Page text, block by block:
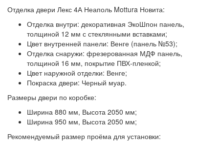
Отделка двери Лекс 4А Неаполь Mottura Новита:
Отделка внутри: декоративная ЭкоШпон панель,
толщиной 12 мм с стеклянными вставками;
Цвет внутренней панели: Венге (панель №53);
Отделка снаружи: фрезерованная МДФ панель,
толщиной 16 мм, покрытие ПВХ-пленкой;
Цвет наружной отделки: Венге;
Покраска двери: Черный муар.
Размеры двери по коробке:
Ширина 880 мм, Высота 2050 мм;
Ширина 950 мм, Высота 2050 мм;
Рекомендуемый размер проёма для установки: